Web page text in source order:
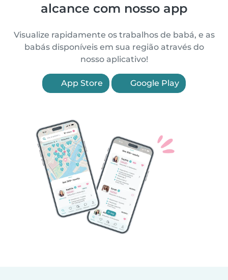
alcance com nosso app
Visualize rapidamente os trabalhos de babá, e as
babás disponíveis em sua região através do
nosso aplicativo!
App Store Google Play